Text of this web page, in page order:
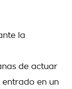
la
de actuar
entrado en un